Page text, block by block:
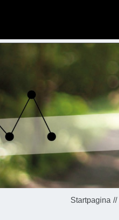
Startpagina